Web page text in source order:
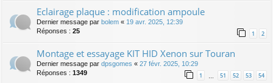
Eclairage plaque : modification ampoule
Dernier message par bolem « 19 avr. 2025, 12:39
Réponses : 25 1 2
Montage et essayage KIT HID Xenon sur Touran
Dernier message par dpsgomes « 27 févr. 2025, 10:29
Réponses : 1349 1 51 52 53 54